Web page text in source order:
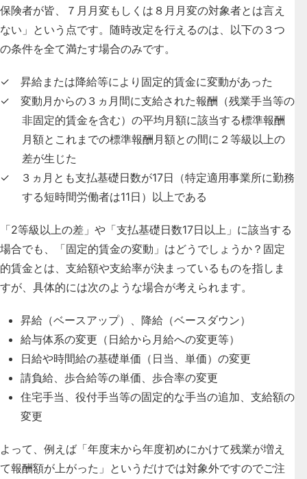
保険者が皆、７月月変もしくは８月月変の対象者とは言え
ない」という点です。随時改定を行えるのは、以下の３つ
の条件を全て満たす場合のみです。
✓ 昇給または降給等により固定的賃金に変動があった
✓ 変動月からの３ヵ月間に支給された報酬（残業手当等の
非固定的賃金を含む）の平均月額に該当する標準報酬
月額とこれまでの標準報酬月額との間に２等級以上の
差が生じた
✓ ３ヵ月とも支払基礎日数が17日（特定適用事業所に勤務
する短時間労働者は11日）以上である
「2等級以上の差」や「支払基礎日数17日以上」に該当する
場合でも、「固定的賃金の変動」はどうでしょうか？固定
的賃金とは、支給額や支給率が決まっているものを指しま
すが、具体的には次のような場合が考えられます。
昇給（ベースアップ）、降給（ベースダウン）
給与体系の変更（日給から月給への変更等）
日給や時間給の基礎単価（日当、単価）の変更
請負給、歩合給等の単価、歩合率の変更
住宅手当、役付手当等の固定的な手当の追加、支給額の
変更
よって、例えば「年度末から年度初めにかけて残業が増え
て報酬額が上がった」というだけでは対象外ですのでご注